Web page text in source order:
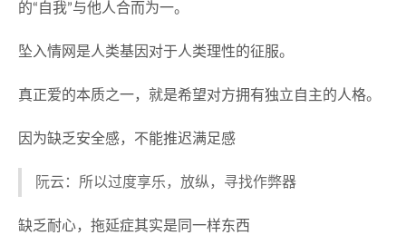
的“自我”与他人合而为一。
坠入情网是人类基因对于人类理性的征服。
真正爱的本质之一，就是希望对方拥有独立自主的人格。
因为缺乏安全感，不能推迟满足感
阮云：所以过度享乐，放纵，寻找作弊器
缺乏耐心，拖延症其实是同一样东西